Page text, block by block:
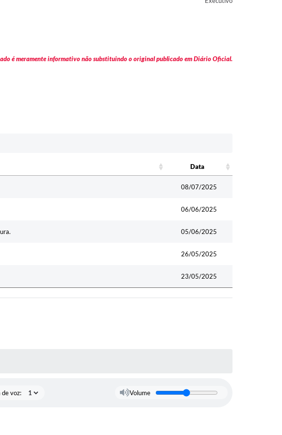
é meramente informativo não substituindo o original publicado em Diário Oficial.
Data
08/07/2025
06/06/2025
05/06/2025
26/05/2025
23/05/2025
de voz: Volume